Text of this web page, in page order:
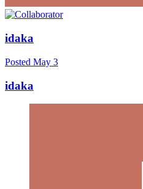
idaka
Posted May 3
idaka